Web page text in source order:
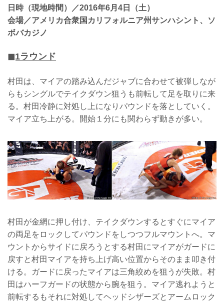
日時（現地時間）／2016年6月4日（土）
会場／アメリカ合衆国カリフォルニア州サンハシント、ソ
ボバカジノ
◼︎1ラウンド
村田は、マイアの踏み込んだジャブに合わせて被弾しなが
らもシングルでテイクダウン狙うも前転して足を取りに来
る。村田冷静に対処し上になりパウンドを落としていく。
マイア立ち上がる。開始１分にも関わらず動きが多い。
村田が金網に押し付け、テイクダウンするとすぐにマイア
の両足をロックしてパウンドをしつつフルマウントへ。マ
ウントからサイドに戻ろうとする村田にマイアがガードに
戻すと村田マイアを持ち上げ高い位置からそのまま叩き付
ける。ガードに戻ったマイアは三角絞めを狙うが失敗。村
田はハーフガードの状態から腕を狙う。マイア逃れようと
前転するもそれに対処してヘッドシザーズとアームロック